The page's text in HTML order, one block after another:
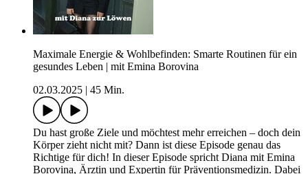
Maximale Energie & Wohlbefinden: Smarte Routinen für ein
gesundes Leben | mit Emina Borovina
02.03.2025
45 Min.
Du hast große Ziele und möchtest mehr erreichen – doch dein
Körper zieht nicht mit? Dann ist diese Episode genau das
Richtige für dich! In dieser Episode spricht Diana mit Emina
Borovina, Ärztin und Expertin für Präventionsmedizin. Dabei